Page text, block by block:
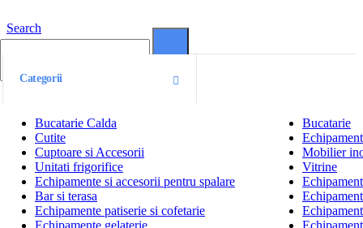
Search
Categorii
Bucatarie Calda
Bucatarie
Cutite
Cuptoare si Accesorii
Mobilier
Unitati frigorifice
Vitrine
Echipamente si accesorii pentru spalare
Bar si terasa
Echipamente patiserie si cofetarie
Echipamente gelaterie